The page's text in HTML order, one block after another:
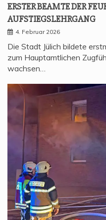
ERS­TER BEAM­TE DER
AUFSTIEGSLEHRGANG
4. Februar 2026
Die Stadt Jülich bildete
zum Hauptamtlichen
wachsen…